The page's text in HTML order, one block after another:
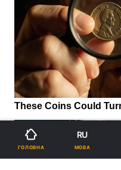
ГОЛОВНА
RU
МОВА